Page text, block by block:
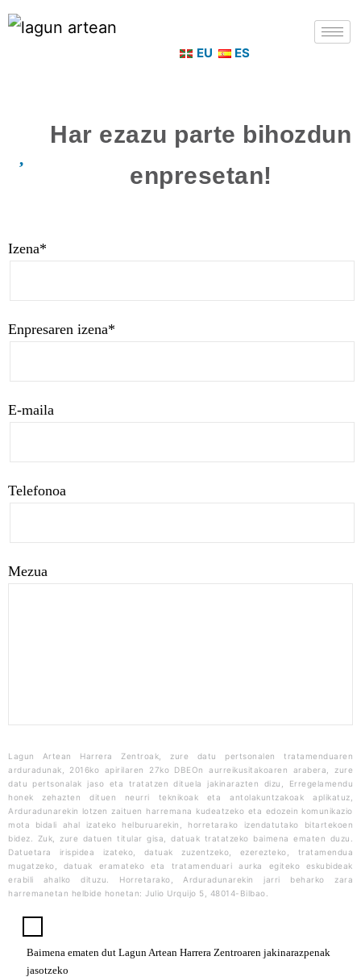
EU ES
Har ezazu parte bihozdun
enpresetan!
Izena*
Enpresaren izena*
E-maila
Telefonoa
Mezua
Lagun Artean Harrera Zentroak, zure datu pertsonalen tratamenduaren
arduradunak, 2016ko apirilaren 27ko DBEOn aurreikusitakoaren arabera, zure
datu pertsonalak jaso eta tratatzen dituela jakinarazten dizu, Erregelamendu
honek zehazten dituen neurri teknikoak eta antolakuntzakoak aplikatuz,
Arduradunarekin lotzen zaituen harremana kudeatzeko eta edozein komunikazio
mota bidali ahal izateko helburuarekin, horretarako izendatutako bitartekoen
bidez. Zuk, zure datuen titular gisa, datuak tratatzeko baimena ematen duzu.
Datuetara irispidea izateko, datuak zuzentzeko, ezerezteko, tratamendua
mugatzeko, datuak eramateko eta tratamenduari aurka egiteko eskubideak
erabili ahalko dituzu. Horretarako, Arduradunarekin jarri beharko zara
harremanetan helbide honetan: Julio Urquijo 5, 48014-Bilbao.
Baimena ematen dut Lagun Artean Harrera Zentroaren jakinarazpenak
jasotzeko